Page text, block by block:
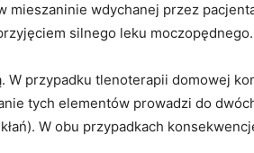
wdychanej przez
silnego leku moczopędnego.
przypadku tlenoterapii domowej
tych elementów prowadzi do
W obu przypadkach